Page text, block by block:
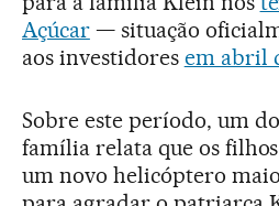
Açúcar— situação
aos investidores em abril
Sobre este período, um
família relata que os
um novo helicóptero